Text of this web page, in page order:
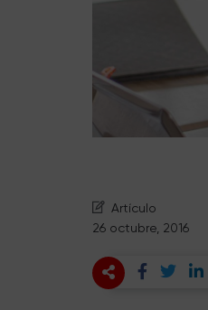
Artículo
26 octubre, 2016